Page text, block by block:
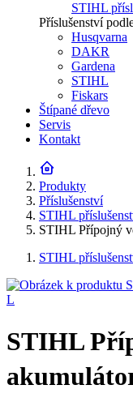
STIHL
Příslušenství
Husqvarna
DAKR
Gardena
STIHL
Fiskars
Štípané dřevo
Servis
Kontakt
Produkty
Příslušenství
STIHL
STIHL Přípojný
STIHL
STIHL